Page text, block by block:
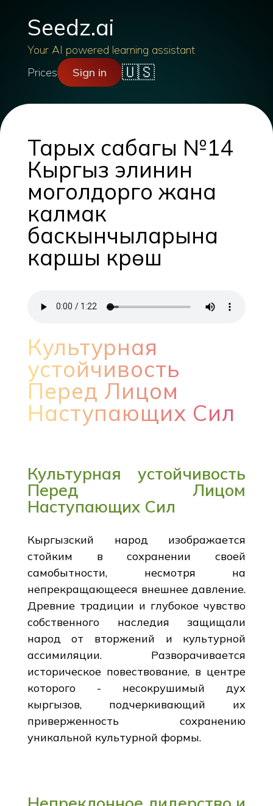
Seedz.ai
Your AI powered learning assistant
Prices
Sign in 🇺🇸
Тарых сабагы №14
Кыргыз элинин
моголдорго жана
калмак
баскынчыларына
каршы күрөшү
Культурная
устойчивость
Перед Лицом
Наступающих Сил
Культурная устойчивость
Перед Лицом
Наступающих Сил
Кыргызский народ изображается
стойким в сохранении своей
самобытности, несмотря на
непрекращающееся внешнее давление.
Древние традиции и глубокое чувство
собственного наследия защищали
народ от вторжений и культурной
ассимиляции. Разворачивается
историческое повествование, в центре
которого - несокрушимый дух
кыргызов, подчеркивающий их
приверженность сохранению
уникальной культурной формы.